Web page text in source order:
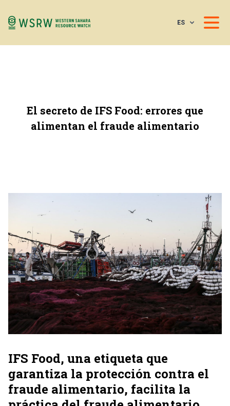
ES
El secreto de IFS Food: errores que
alimentan el fraude alimentario
IFS Food, una etiqueta que
garantiza la protección contra el
fraude alimentario, facilita la